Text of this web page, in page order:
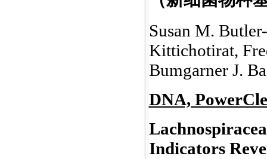
Susan M.
Kittichotirat,
Bumgarner J.
DNA,
Indicators